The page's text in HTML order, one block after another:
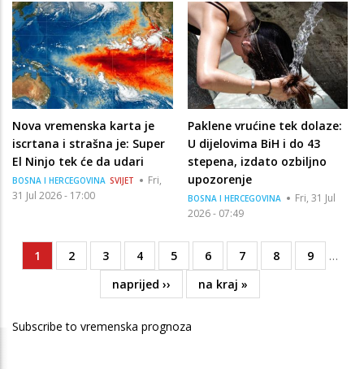
Nova vremenska karta je
iscrtana i strašna je: Super
El Ninjo tek će da udari
BOSNA I HERCEGOVINA SVIJET
Fri,
31 Jul 2026 - 17:00
Paklene vrućine tek dolaze:
U dijelovima BiH i do 43
stepena, izdato ozbiljno
upozorenje
BOSNA I HERCEGOVINA
Fri, 31 Jul
2026 - 07:49
Pagination
Current
page
1 Page
2 Page
3 Page
4 Page
5 Page
6 Page
7 Page
8 Page
9
…
Next
page
naprijed ››
Last
page
na kraj »
Subscribe to vremenska prognoza